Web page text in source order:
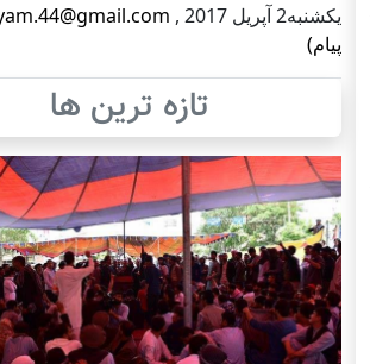
يكشنبه2 آپریل 2017 ,
پیام)
تازه ترین ها